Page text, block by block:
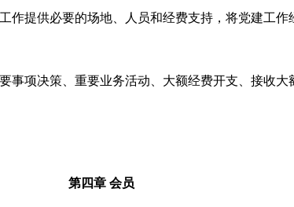
作提供必要的场地、人员和经费支持，将党建工作
事项决策、重要业务活动、大额经费开支、接收大
第四章 会员